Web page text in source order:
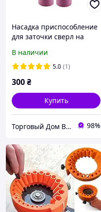
Насадка приспособление
для заточки сверл на
мм + 2 запасных камня
В наличии
5.0 (1)
300₴
Купить
Торговый Дом Вербицкий 98%